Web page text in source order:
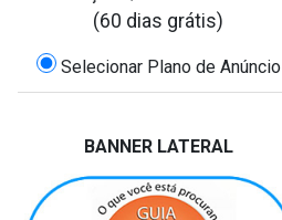
(60 dias grátis)
Selecionar Plano de Anúncio
BANNER LATERAL